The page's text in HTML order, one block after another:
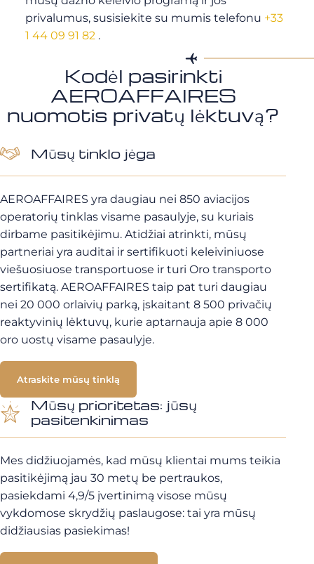
privalumus, susisiekite su mumis telefonu +33
1 44 09 91 82 .
Kodėl pasirinkti
AEROAFFAIRES
nuomotis privatų lėktuvą?
Mūsų tinklo jėga
AEROAFFAIRES yra daugiau nei 850 aviacijos
operatorių tinklas visame pasaulyje, su kuriais
dirbame pasitikėjimu. Atidžiai atrinkti, mūsų
partneriai yra auditai ir sertifikuoti keleiviniuose
viešuosiuose transportuose ir turi Oro transporto
sertifikatą. AEROAFFAIRES taip pat turi daugiau
nei 20 000 orlaivių parką, įskaitant 8 500 privačių
reaktyvinių lėktuvų, kurie aptarnauja apie 8 000
oro uostų visame pasaulyje.
Atraskite mūsų tinklą
Mūsų prioritetas: jūsų
pasitenkinimas
Mes didžiuojamės, kad mūsų klientai mums teikia
pasitikėjimą jau 30 metų be pertraukos,
pasiekdami 4,9/5 įvertinimą visose mūsų
vykdomose skrydžių paslaugose: tai yra mūsų
didžiausias pasiekimas!